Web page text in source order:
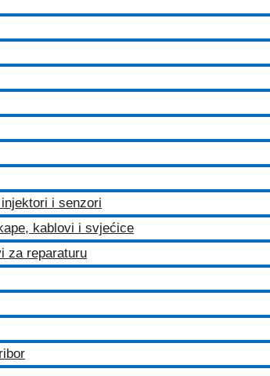
i senzori
kablovi i svjećice
za reparaturu